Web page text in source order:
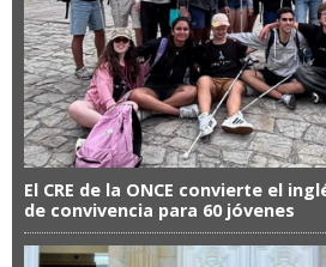
El CRE de la ONCE convierte el
de convivencia para 60 jóvenes